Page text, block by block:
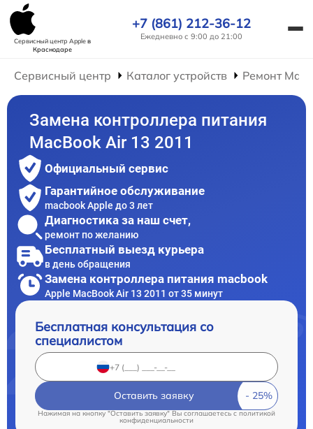
Сервисный центр Appleв
Краснодаре
+7 (861) 212-36-12
Ежедневно с 9:00 до 21:00
Сервисный центр Каталог устройств Ремонт
Замена контроллера питания
MacBook Air 13 2011
Официальный сервис
Гарантийное обслуживание
macbook Apple до 3 лет
Диагностика за наш счет,
ремонт по желанию
Бесплатный выезд курьера
в день обращения
Замена контроллера питания macbook
Apple MacBook Air 13 2011 от 35 минут
Бесплатная консультация со
специалистом
Оставить заявку
Нажимая на кнопку "Оставить заявку" Вы соглашаетесь cполитикой
конфиденциальности